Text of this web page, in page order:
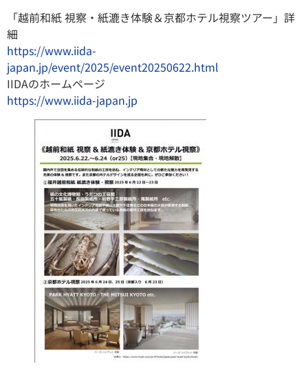
「越前和紙 視察・紙漉き体験＆京都ホテル視察ツアー」詳
細
https://www.iida-
japan.jp/event/2025/event20250622.html
IIDAのホームページ
https://www.iida-japan.jp